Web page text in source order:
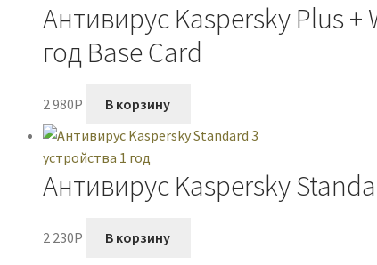
Антивирус Kaspersky Plus +
год Base Card
2 980P В корзину
Антивирус Kaspersky
2 230P В корзину